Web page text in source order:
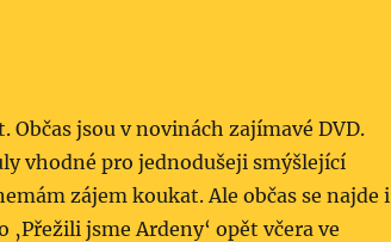
jsou v novinách zajímavé DVD.
vhodné pro jednodušeji smýšlející
zájem koukat. Ale občas se najde i
jsme Ardeny‘ opět včera ve